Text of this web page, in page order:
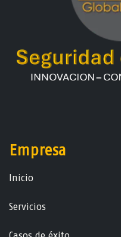
Empresa
Ini​ci​o
Servicios